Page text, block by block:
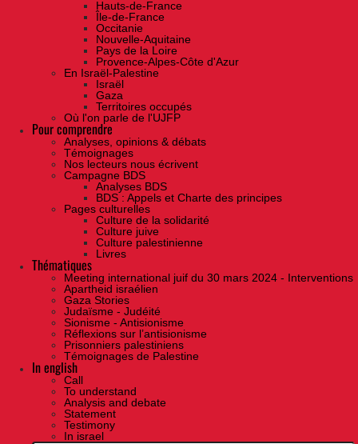
Hauts-de-France
Île-de-France
Occitanie
Nouvelle-Aquitaine
Pays de la Loire
Provence-Alpes-Côte d'Azur
En Israël-Palestine
Israël
Gaza
Territoires occupés
Où l'on parle de l'UJFP
Pour comprendre
Analyses, opinions & débats
Témoignages
Nos lecteurs nous écrivent
Campagne BDS
Analyses BDS
BDS : Appels et Charte des principes
Pages culturelles
Culture de la solidarité
Culture juive
Culture palestinienne
Livres
Thématiques
Meeting international juif du 30 mars 2024 - Interventions
Apartheid israélien
Gaza Stories
Judaïsme - Judéité
Sionisme - Antisionisme
Réflexions sur l’antisionisme
Prisonniers palestiniens
Témoignages de Palestine
In english
Call
To understand
Analysis and debate
Statement
Testimony
In israel